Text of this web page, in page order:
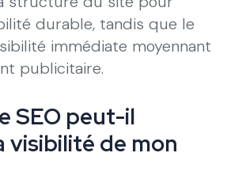
durable, tandis que le
immédiate moyennant
publicitaire.
SEO peut-il
visibilité de mon